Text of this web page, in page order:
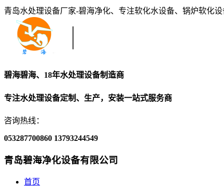
青岛水处理设备厂家-碧海净化、专注软化水设备、锅炉软化
碧海碧海、18年水处理设备制造商
专注水处理设备定制、生产，安装一站式服务商
咨询热线：
053287700860 13793244549
青岛碧海净化设备有限公司
首页